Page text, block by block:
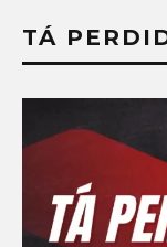
TÁ